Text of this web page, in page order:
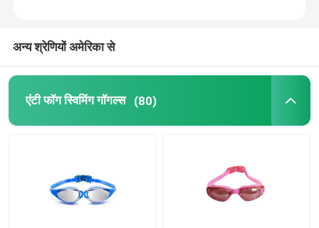
घोड़ा जॉकी काले चश्मे
स्काइडाइविंग गॉगल्स
एंटी फॉग डाइविंग गॉगल्स
अन्य श्रेणियों अमेरिका से
एंटी फॉग स्विमिंग गॉगल्स (80)